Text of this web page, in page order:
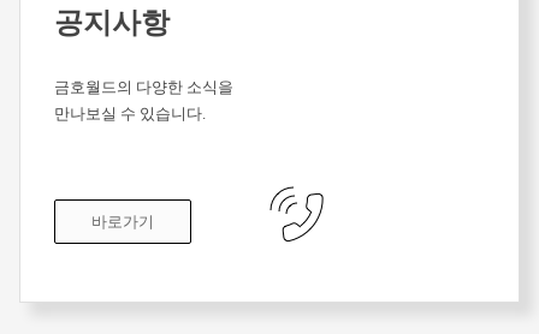
공지사항
금호월드의 다양한 소식을
만나보실 수 있습니다.
바로가기